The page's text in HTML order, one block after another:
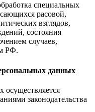
специальных
расовой,
взглядов,
состояния
случаев,
РФ.
данных
осуществляется
законодательства